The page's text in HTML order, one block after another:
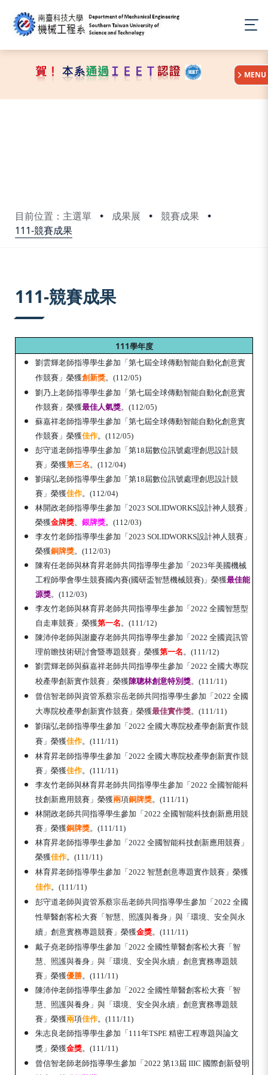
目前位置：主選單 成果展
競賽成果
111-競賽成果
:::
MENU
111-競賽成果
111學年度
劉雲輝老師指導學生參加「第七屆全球傳動智能自動化創意實
作競賽」榮獲創新獎。(112/05)
劉乃上老師指導學生參加「第七屆全球傳動智能自動化創意實
作競賽」榮獲最佳人氣獎。(112/05)
蘇嘉祥老師指導學生參加「第七屆全球傳動智能自動化創意實
作競賽」榮獲佳作。(112/05)
彭守道老師指導學生參加「第18屆數位訊號處理創思設計競
賽」榮獲第三名。(112/04)
劉瑞弘老師指導學生參加「第18屆數位訊號處理創思設計競
賽」榮獲佳作。(112/04)
林開政老師指導學生參加「2023 SOLIDWORKS設計神人競賽」
榮獲金牌獎、 銀牌獎。 (112/03)
李友竹老師指導學生參加「2023 SOLIDWORKS設計神人競賽」
榮獲銅牌獎。(112/03)
陳宥任老師與林育昇老師共同指導學生參加「2023年美國機械
工程師學會學生競賽國內賽(國研盃智慧機械競賽)」榮獲最佳能
源獎。(112/03)
李友竹老師與林育昇老師共同指導學生參加「2022 全國智慧型
自走車競賽」榮獲第一名。(111/12)
陳沛仲老師與謝慶存老師共同指導學生參加「2022 全國資訊管
理前瞻技術研討會暨專題競賽」榮獲第一名。(111/12)
劉雲輝老師與蘇嘉祥老師共同指導學生參加「2022 全國大專院
校產學創新實作競賽 」榮獲 陳聰林創意特別獎。(111/11)
曾信智老師與資管系蔡宗岳老師共同指導學生參加「2022 全國
大專院校產學創新實作競賽 」榮獲最佳實作獎。(111/11)
劉瑞弘老師指導學生參加「2022 全國大專院校產學創新實作競
賽 」榮獲佳作。(111/11)
林育昇老師指導學生參加「2022 全國大專院校產學創新實作競
賽 」榮獲佳作。(111/11)
李友竹老師與林育昇老師共同指導學生參加「2022 全國智能科
技創新應用競賽 」榮獲兩項銅牌獎。(111/11)
林開政老師共同指導學生參加「2022 全國智能科技創新應用競
賽 」榮獲銅牌獎。(111/11)
林育昇老師指導學生參加「2022 全國智能科技創新應用競賽 」
榮獲佳作。(111/11)
林育昇老師指導學生參加「2022 智慧創意專題實作競賽 」榮獲
佳作。(111/11)
彭守道老師與資管系蔡宗岳老師共同指導學生參加「2022 全國
性華醫創客松大賽「智慧、照護與養身」與「環境、安全與永
續」創意實務專題競賽 」榮獲金獎。(111/11)
戴子堯老師指導學生參加「2022 全國性華醫創客松大賽「智
慧、照護與養身」與「環境、安全與永續」創意實務專題競
賽 」榮獲優勝。(111/11)
陳沛仲老師指導學生參加「2022 全國性華醫創客松大賽「智
慧、照護與養身」與「環境、安全與永續」創意實務專題競
賽 」榮獲兩項佳作。(111/11)
朱志良老師指導學生參加「111年TSPE 精密工程專題與論文
獎 」榮獲金獎。(111/11)
曾信智老師老師指導學生參加「2022 第13屆 IIIC 國際創新發明